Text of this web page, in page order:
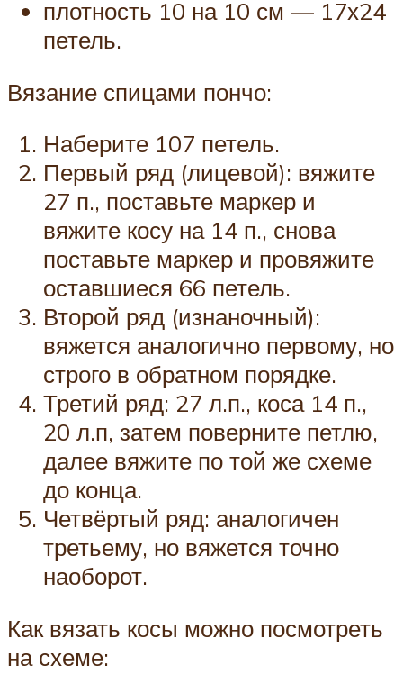
плотность 10 на 10 см — 17х24
петель.
Вязание спицами пончо:
Наберите 107 петель.
Первый ряд (лицевой): вяжите
27 п., поставьте маркер и
вяжите косу на 14 п., снова
поставьте маркер и провяжите
оставшиеся 66 петель.
Второй ряд (изнаночный):
вяжется аналогично первому, но
строго в обратном порядке.
Третий ряд: 27 л.п., коса 14 п.,
20 л.п, затем поверните петлю,
далее вяжите по той же схеме
до конца.
Четвёртый ряд: аналогичен
третьему, но вяжется точно
наоборот.
Как вязать косы можно посмотреть
на схеме: